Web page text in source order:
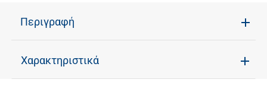
Περιγραφή
Χαρακτηριστικά